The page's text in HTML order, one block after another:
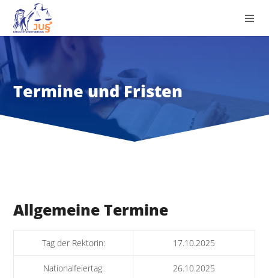
Termine und Fristen
Allgemeine Termine
Tag der Rektorin: 17.10.2025
Nationalfeiertag: 26.10.2025